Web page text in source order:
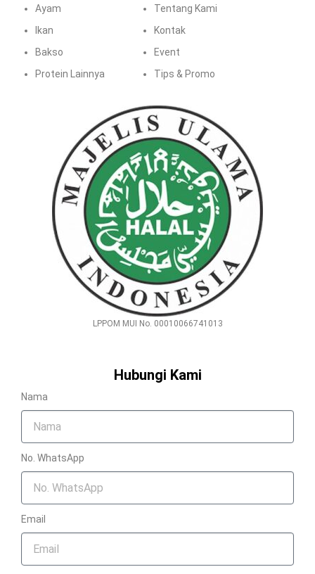
Ayam
Ikan
Bakso
Protein Lainnya
Tentang Kami
Kontak
Event
Tips & Promo
LPPOM MUI No. 00010066741013
Hubungi Kami
Nama
No. WhatsApp
Email